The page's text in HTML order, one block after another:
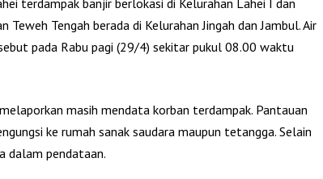
Teweh Tengah berada di Kelurahan Jingah dan Jambul. Air
pada Rabu pagi (29/4) sekitar pukul 08.00 waktu
masih mendata korban terdampak. Pantauan
ke rumah sanak saudara maupun tetangga. Selain
dalam pendataan.